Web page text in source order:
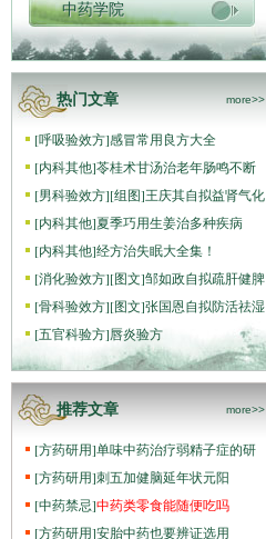
中药学院
热门文章 more>>
[呼吸验效方]感冒常用良方大全
[内科其他]苓桂术甘汤治老年肠鸣不断
[男科验效方][组图]王庆其自拟益肾气化
[内科其他]夏季巧用生姜治多种疾病
[内科其他]经方治失眠大全集！
[消化验效方][图文]邹如政自拟疏肝健脾
[骨科验效方][图文]张国恩自拟防活祛湿
[五官科验方]唇炎验方
推荐文章 more>>
[方药研用]单味中药治疗弱精子症的研
[方药研用]刺五加健脑延年状元阳
[中药禁忌]中药类零食能随便吃吗
[方药研用]安胎中药也要辨证选用